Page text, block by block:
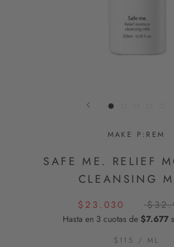
MAKE P:REM
SAFE ME. RELIEF
CLEANSING
$23.030
Hasta en 3 cuotas de $7.677
$115 / ML